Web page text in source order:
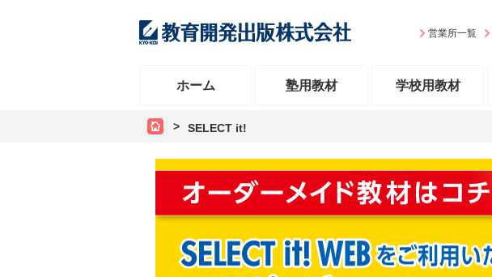
営業所一覧
ホーム 塾用教材 学校用教材
SELECT it!